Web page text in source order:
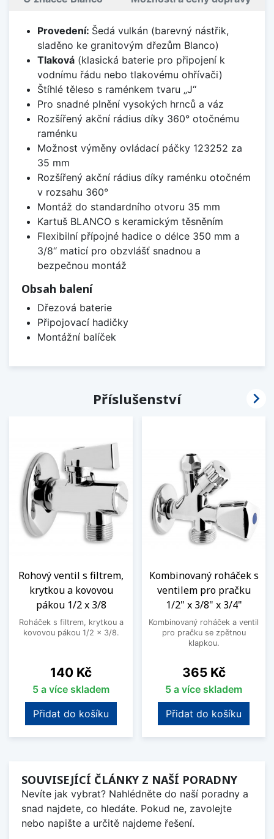
Provedení: Šedá vulkán (barevný nástřik,
sladěno ke granitovým dřezům Blanco)
Tlaková(klasická baterie pro připojení k
vodnímu řádu nebo tlakovému ohřívači)
Štíhlé těleso s raménkem tvaru „J‘‘
Pro snadné plnění vysokých hrnců a váz
Rozšířený akční rádius díky 360° otočnému
raménku
Možnost výměny ovládací páčky 123252 za
35 mm
Rozšířený akční rádius díky raménku otočném
v rozsahu 360°
Montáž do standardního otvoru 35 mm
Kartuš BLANCO s keramickým těsněním
Flexibilní přípojné hadice o délce 350 mm a
3/8‘‘ maticí pro obzvlášť snadnou a
bezpečnou montáž
Obsah balení
Dřezová baterie
Připojovací hadičky
Montážní balíček
Příslušenství
Rohový ventil s filtrem,
krytkou a kovovou
pákou 1/2 x 3/8
Roháček s filtrem, krytkou a
kovovou pákou 1/2 x 3/8.
Cena
140 Kč
5 a více skladem
Přidat do košíku
Kombinovaný roháček s
ventilem pro pračku
1/2" x 3/8" x 3/4"
Kombinovaný roháček a ventil
pro pračku se zpětnou
klapkou.
Cena
365 Kč
5 a více skladem
Přidat do košíku

SOUVISEJÍCÍ ČLÁNKY Z NAŠÍ PORADNY
Nevíte jak vybrat? Nahlédněte do naší poradny a
snad najdete, co hledáte. Pokud ne, zavolejte
nebo napište a určitě najdeme řešení.